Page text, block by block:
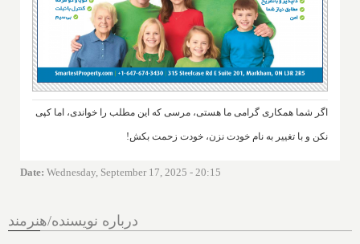
اگر شما همکاری گرامی ما هستی، مرسی که این مطلب را خواندی، اما کپی
نکن و با تغییر به نام خودت نزن، خودت زحمت بکش!
Date: Wednesday, September 17, 2025 - 20:15
درباره نویسنده/هنرمند